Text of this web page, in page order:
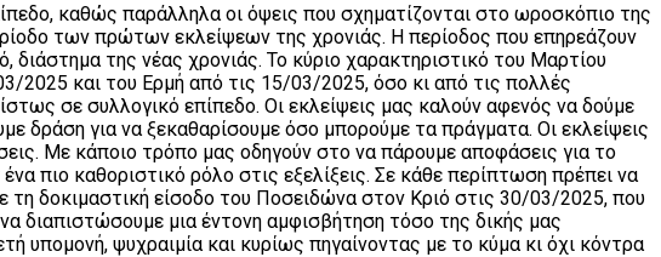
καθώς παράλληλα οι όψεις που σχηματίζονται στο ωροσκόπιο της
των πρώτων εκλείψεων της χρονιάς. Η περίοδος που επηρεάζουν
διάστημα της νέας χρονιάς. Το κύριο χαρακτηριστικό του Μαρτίου
2025 και του Ερμή από τις 15/03/2025, όσο κι από τις πολλές
σε συλλογικό επίπεδο. Οι εκλείψεις μας καλούν αφενός να δούμε
δράση για να ξεκαθαρίσουμε όσο μπορούμε τα πράγματα. Οι εκλείψεις
Με κάποιο τρόπο μας οδηγούν στο να πάρουμε αποφάσεις για το
πιο καθοριστικό ρόλο στις εξελίξεις. Σε κάθε περίπτωση πρέπει να
τη δοκιμαστική είσοδο του Ποσειδώνα στον Κριό στις 30/03/2025, που
διαπιστώσουμε μια έντονη αμφισβήτηση τόσο της δικής μας
ψυχραιμία και κυρίως πηγαίνοντας με το κύμα κι όχι κόντρα